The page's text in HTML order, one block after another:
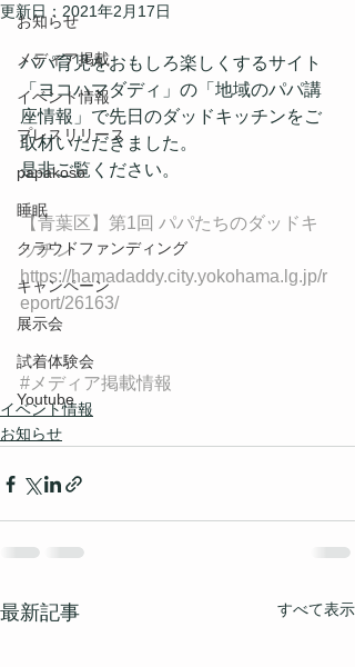
お知らせ
メディア掲載
イベント情報
プレスリリース
papakoso
睡眠
クラウドファンディング
キャンペーン
展示会
試着体験会
Youtube
更新日： 2021年2月17日
パパ育児をおもしろ楽しくするサイト
「ヨコハマダディ」の「地域のパパ講
座情報」で先日のダッドキッチンをご
取材いただきました。
是非ご覧ください。
【青葉区】第1回 パパたちのダッドキ
ッチン
https://hamadaddy.city.yokohama.lg.jp/r
eport/26163/
#メディア掲載情報
イベント情報
お知らせ
最新記事 すべて表示